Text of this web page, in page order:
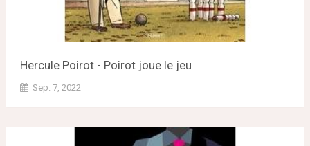
Hercule Poirot - Poirot joue le jeu
Sep. 7, 2022